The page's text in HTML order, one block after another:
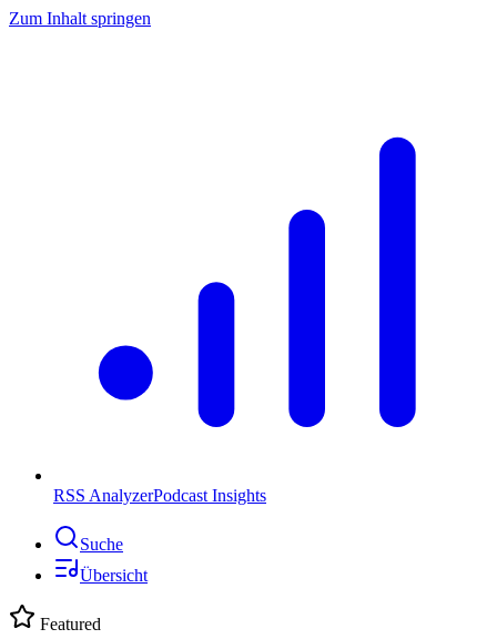
Zum Inhalt springen
RSS AnalyzerPodcast Insights
Suche
Übersicht
Featured